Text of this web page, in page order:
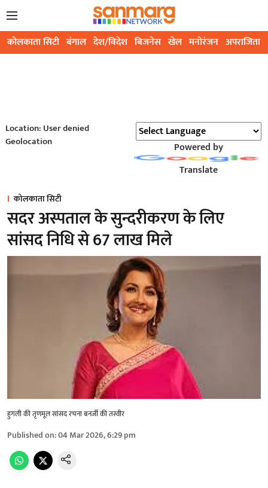
कोलकाता सिटी बंगाल देश/विदेश बिजनेस खेल मनोरंजन अपराजिता
Location: User denied
Geolocation
Powered by
Translate
कोलकाता सिटी
सदर अस्पताल के सुन्दरीकरण के लिए
सांसद निधि से 67 लाख मिले
हुगली की तृणमूल सांसद रचना बनर्जी की तस्वीर
Published on:04 Mar 2026, 6:29 pm